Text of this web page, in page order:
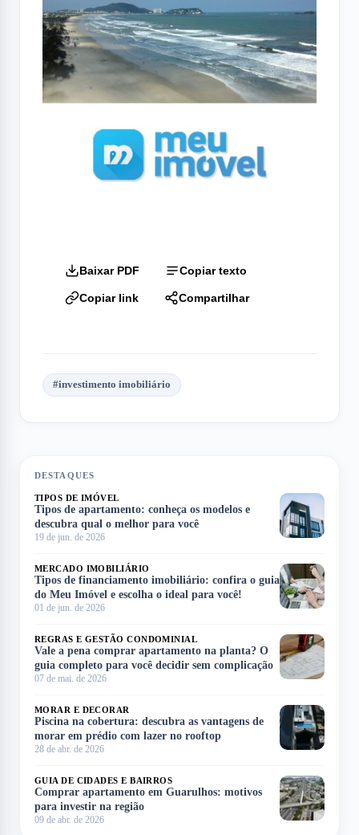
Baixar PDF Copiar texto
Copiar link Compartilhar
#investimento imobiliário
DESTAQUES
TIPOS DE IMÓVEL
Tipos de apartamento: conheça os modelos e
descubra qual o melhor para você
19 de jun. de 2026
MERCADO IMOBILIÁRIO
Tipos de financiamento imobiliário: confira o guia
do Meu Imóvel e escolha o ideal para você!
01 de jun. de 2026
REGRAS E GESTÃO CONDOMINIAL
Vale a pena comprar apartamento na planta? O
guia completo para você decidir sem complicação
07 de mai. de 2026
MORAR E DECORAR
Piscina na cobertura: descubra as vantagens de
morar em prédio com lazer no rooftop
28 de abr. de 2026
GUIA DE CIDADES E BAIRROS
Comprar apartamento em Guarulhos: motivos
para investir na região
09 de abr. de 2026